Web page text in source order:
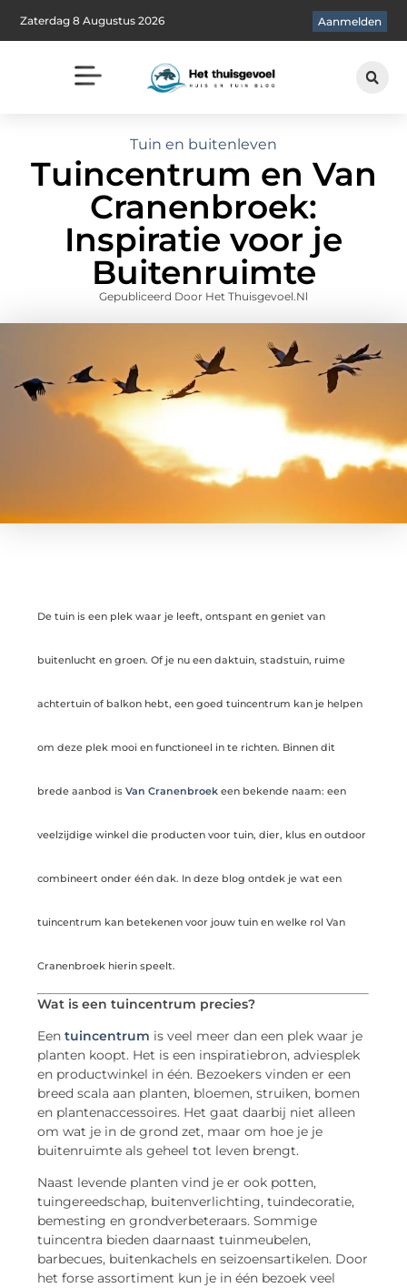
Zaterdag 8 Augustus 2026 Aanmelden
Tuin en buitenleven
Tuincentrum en Van
Cranenbroek:
Inspiratie voor je
Buitenruimte
Gepubliceerd Door Het Thuisgevoel.nl
De tuin is een plek waar je leeft, ontspant en geniet van
buitenlucht en groen. Of je nu een daktuin, stadstuin, ruime
achtertuin of balkon hebt, een goed tuincentrum kan je helpen
om deze plek mooi en functioneel in te richten. Binnen dit
brede aanbod isVan Cranenbroek een bekende naam: een
veelzijdige winkel die producten voor tuin, dier, klus en outdoor
combineert onder één dak. In deze blog ontdek je wat een
tuincentrum kan betekenen voor jouw tuin en welke rol Van
Cranenbroek hierin speelt.
Wat is een tuincentrum precies?
Eentuincentrum is veel meer dan een plek waar je
planten koopt. Het is een inspiratiebron, adviesplek
en productwinkel in één. Bezoekers vinden er een
breed scala aan planten, bloemen, struiken, bomen
en plantenaccessoires. Het gaat daarbij niet alleen
om wat je in de grond zet, maar om hoe je je
buitenruimte als geheel tot leven brengt.
Naast levende planten vind je er ook potten,
tuingereedschap, buitenverlichting, tuindecoratie,
bemesting en grondverbeteraars. Sommige
tuincentra bieden daarnaast tuinmeubelen,
barbecues, buitenkachels en seizoensartikelen. Door
het forse assortiment kun je in één bezoek veel